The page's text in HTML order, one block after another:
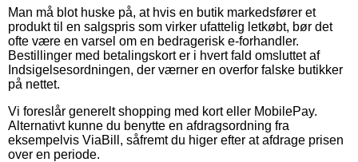
Man må blot huske på, at hvis en butik markedsfører et
produkt til en salgspris som virker ufattelig letkøbt, bør det
ofte være en varsel om en bedragerisk e-forhandler.
Bestillinger med betalingskort er i hvert fald omsluttet af
Indsigelsesordningen, der værner en overfor falske butikker
på nettet.
Vi foreslår generelt shopping med kort eller MobilePay.
Alternativt kunne du benytte en afdragsordning fra
eksempelvis ViaBill, såfremt du higer efter at afdrage prisen
over en periode.